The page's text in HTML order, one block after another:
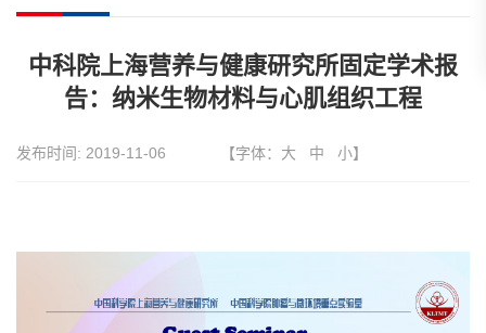
中科院上海营养与健康研究所固定学术报
告：纳米生物材料与心肌组织工程
发布时间: 2019-11-06 【字体： 大 中 小】